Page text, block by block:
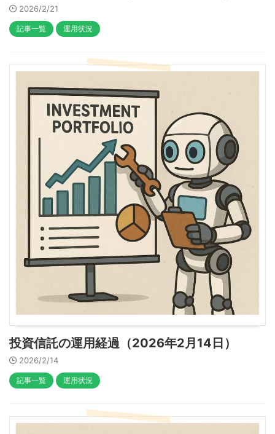
2026/2/21
記事一覧 運用状況
投資信託の運用経過（2026年2月14日）
2026/2/14
記事一覧 運用状況